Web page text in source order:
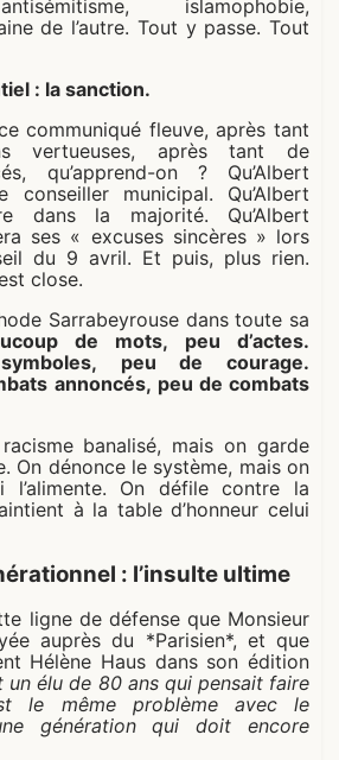
islamophobie,
de l’autre. Tout y passe. Tout
: la sanction.
communiqué fleuve, après tant
vertueuses, après tant de
qu’apprend-on ? Qu’Albert
conseiller municipal. Qu’Albert
dans la majorité. Qu’Albert
ses « excuses sincères » lors
du 9 avril. Et puis, plus rien.
close.
Sarrabeyrouse dans toute sa
de mots, peu d’actes.
peu de courage.
annoncés, peu de combats
banalisé, mais on garde
On dénonce le système, mais on
l’alimente. On défile contre la
à la table d’honneur celui
: l’insulte ultime
ligne de défense que Monsieur
auprès du *Parisien*, et que
Hélène Haus dans son édition
un élu de 80 ans qui pensait faire
le même problème avec le
génération qui doit encore